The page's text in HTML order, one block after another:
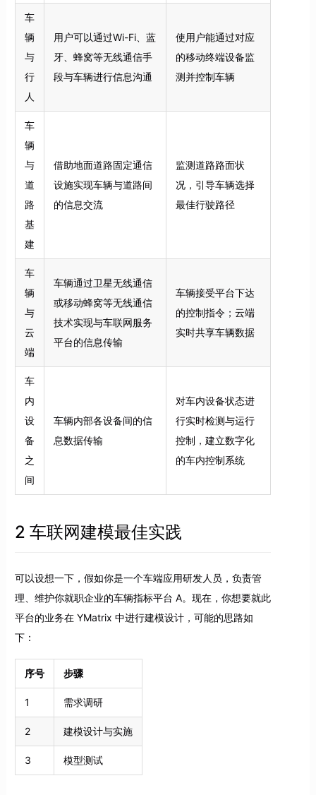
车
辆
与
行
人
用户可以通过Wi-Fi、蓝
牙、蜂窝等无线通信手
段与车辆进行信息沟通
使用户能通过对应
的移动终端设备监
测并控制车辆
车
辆
与
道
路
基
建
借助地面道路固定通信
设施实现车辆与道路间
的信息交流
监测道路路面状
况，引导车辆选择
最佳行驶路径
车
辆
与
云
端
车辆通过卫星无线通信
或移动蜂窝等无线通信
技术实现与车联网服务
平台的信息传输
车辆接受平台下达
的控制指令；云端
实时共享车辆数据
车
内
设
备
之
间
车辆内部各设备间的信
息数据传输
对车内设备状态进
行实时检测与运行
控制，建立数字化
的车内控制系统
2 车联网建模最佳实践
可以设想一下，假如你是一个车端应用研发人员，负责管
理、维护你就职企业的车辆指标平台 A。现在，你想要就此
平台的业务在 YMatrix 中进行建模设计，可能的思路如
下：
序号 步骤
1 需求调研
2 建模设计与实施
3 模型测试